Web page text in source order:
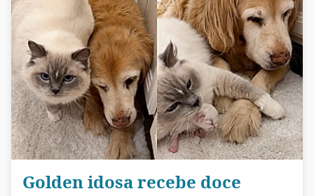
Golden idosa recebe doce